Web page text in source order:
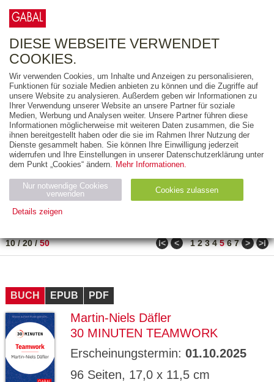
FREITEXT
AUSGABEART
AUS DER REIHE
ZUM THEMA
Neuerscheinung
Bestseller
PREIS
10/20/50 ǀ< < 1 2 3 4 5 6 7 > >ǀ
BUCH EPUB PDF
Martin-Niels Däfler
30 MINUTEN TEAMWORK
Erscheinungstermin: 01.10.2025
96 Seiten, 17,0 x 11,5 cm
DIESE WEBSEITE VERWENDET
COOKIES.
Wir verwenden Cookies, um Inhalte und Anzeigen zu personalisieren,
Funktionen für soziale Medien anbieten zu können und die Zugriffe auf
unsere Website zu analysieren. Außerdem geben wir Informationen zu
Ihrer Verwendung unserer Website an unsere Partner für soziale
Medien, Werbung und Analysen weiter. Unsere Partner führen diese
Informationen möglicherweise mit weiteren Daten zusammen, die Sie
ihnen bereitgestellt haben oder die sie im Rahmen Ihrer Nutzung der
Dienste gesammelt haben. Sie können Ihre Einwilligung jederzeit
widerrufen und Ihre Einstellungen in unserer Datenschutzerklärung unter
dem Punkt „Cookies“ ändern. Mehr Informationen.
Nur notwendige Cookies
verwenden
Cookies zulassen
Details zeigen
Name Zweck
Ty
ESSION
_ID
verlag.
de
Session verwendet
GV_CO
OKIES
gabal-
verlag.
Speichert den Zustimmungsstatus des
Domäne.